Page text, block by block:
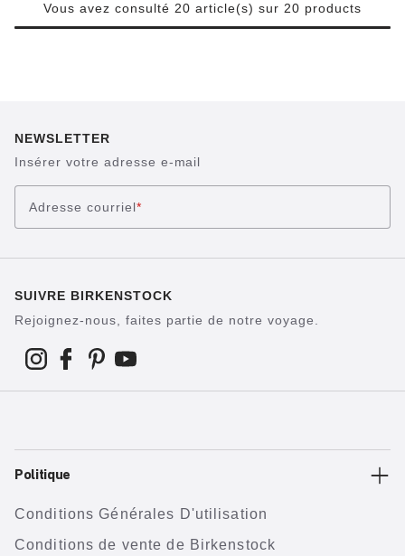
Vous avez consulté 20 article(s) sur 20 products
NEWSLETTER
Insérer votre adresse e-mail
Adresse courriel*
SUIVRE BIRKENSTOCK
Rejoignez-nous, faites partie de notre voyage.
Politique
Conditions Générales D'utilisation
Conditions de vente de Birkenstock